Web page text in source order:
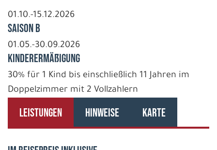
01.10.-15.12.2026
Saison B
01.05.-30.09.2026
Kinderermäßigung
30% für 1 Kind bis einschließlich 11 Jahren im
Doppelzimmer mit 2 Vollzahlern
LEISTUNGEN HINWEISE KARTE